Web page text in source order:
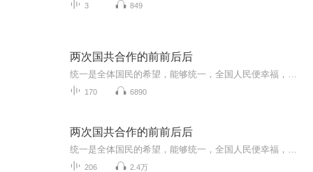
3 849
两次国共合作的前前后后
170 6890
两次国共合作的前前后后
206 2.4万